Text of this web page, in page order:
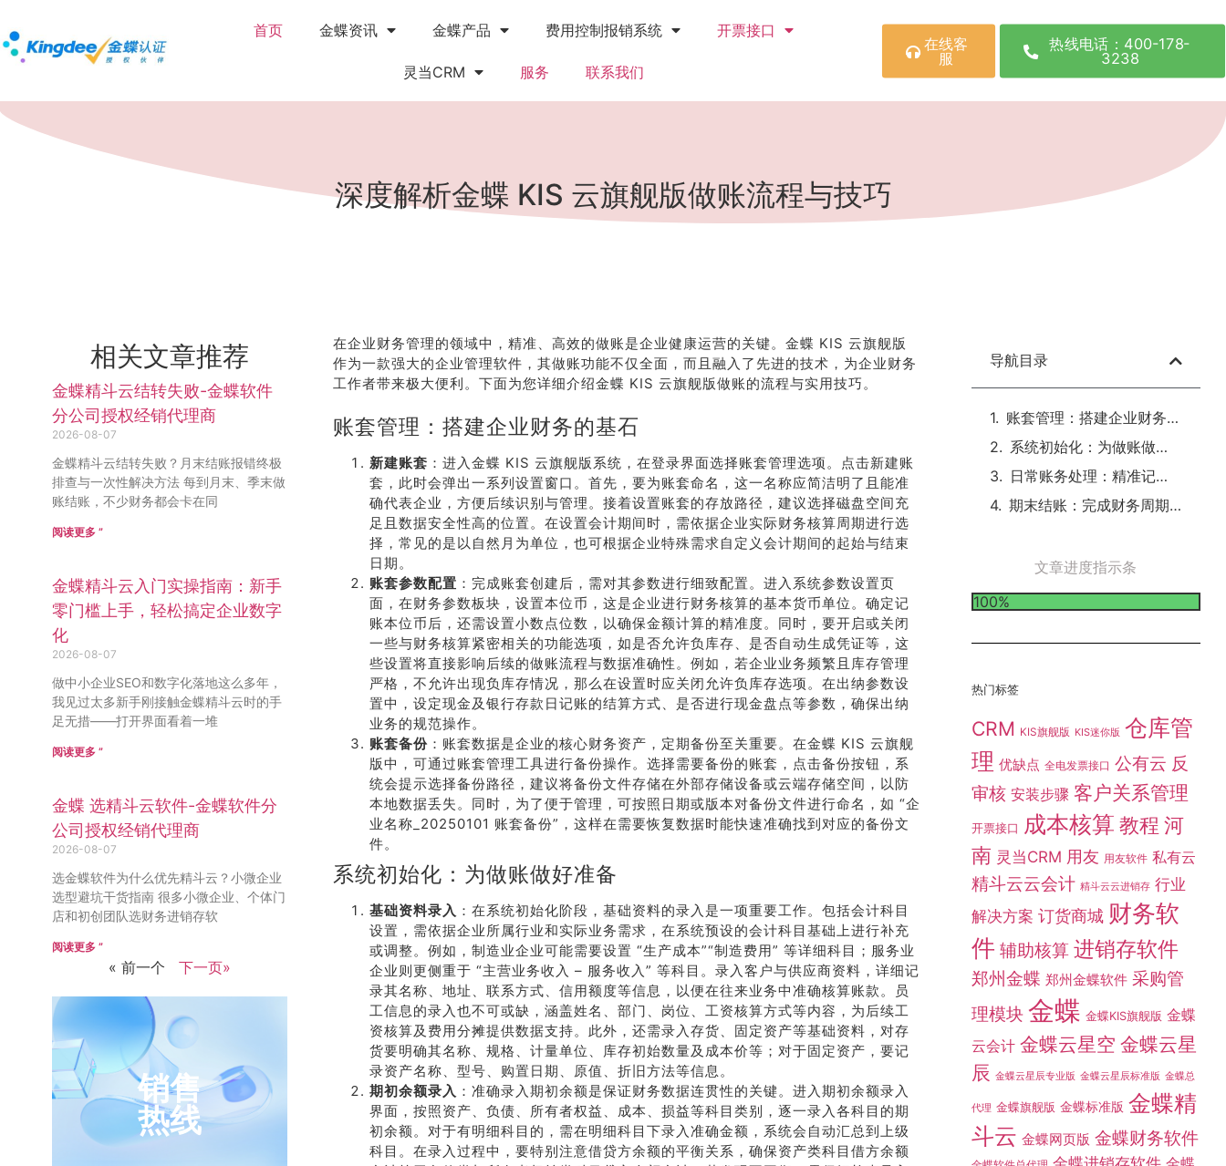
首页 金蝶资讯 金蝶产品 费用控制报销系统 开票接口
灵当CRM 服务 联系我们
在线客
服
热线电话：400-178-
3238
深度解析金蝶 KIS 云旗舰版做账流程与技巧
相关文章推荐
金蝶精斗云结转失败-金蝶软件
分公司授权经销代理商
2026-08-07
金蝶精斗云结转失败？月末结账报错终极
排查与一次性解决方法 每到月末、季末做
账结账，不少财务都会卡在同
阅读更多 ”
金蝶精斗云入门实操指南：新手
零门槛上手，轻松搞定企业数字
化
2026-08-07
做中小企业SEO和数字化落地这么多年，
我见过太多新手刚接触金蝶精斗云时的手
足无措——打开界面看着一堆
阅读更多 ”
金蝶 选精斗云软件-金蝶软件分
公司授权经销代理商
2026-08-07
选金蝶软件为什么优先精斗云？小微企业
选型避坑干货指南 很多小微企业、个体门
店和初创团队选财务进销存软
阅读更多 ”
« 前一个 下一页»
销售
热线
推荐
有礼
销售
热线
在企业财务管理的领域中，精准、高效的做账是企业健康运营的关键。金蝶 KIS 云旗舰版
作为一款强大的企业管理软件，其做账功能不仅全面，而且融入了先进的技术，为企业财务
工作者带来极大便利。下面为您详细介绍金蝶 KIS 云旗舰版做账的流程与实用技巧。
账套管理：搭建企业财务的基石
新建账套 ：进入金蝶 KIS 云旗舰版系统，在登录界面选择账套管理选项。点击新建账
套，此时会弹出一系列设置窗口。首先，要为账套命名，这一名称应简洁明了且能准
确代表企业，方便后续识别与管理。接着设置账套的存放路径，建议选择磁盘空间充
足且数据安全性高的位置。在设置会计期间时，需依据企业实际财务核算周期进行选
择，常见的是以自然月为单位，也可根据企业特殊需求自定义会计期间的起始与结束
日期。
账套参数配置 ：完成账套创建后，需对其参数进行细致配置。进入系统参数设置页
面，在财务参数板块，设置本位币，这是企业进行财务核算的基本货币单位。确定记
账本位币后，还需设置小数点位数，以确保金额计算的精准度。同时，要开启或关闭
一些与财务核算紧密相关的功能选项，如是否允许负库存、是否自动生成凭证等，这
些设置将直接影响后续的做账流程与数据准确性。例如，若企业业务频繁且库存管理
严格，不允许出现负库存情况，那么在设置时应关闭允许负库存选项。在出纳参数设
置中，设定现金及银行存款日记账的结算方式、是否进行现金盘点等参数，确保出纳
业务的规范操作。
账套备份：账套数据是企业的核心财务资产，定期备份至关重要。在金蝶 KIS 云旗舰
版中，可通过账套管理工具进行备份操作。选择需要备份的账套，点击备份按钮，系
统会提示选择备份路径，建议将备份文件存储在外部存储设备或云端存储空间，以防
本地数据丢失。同时，为了便于管理，可按照日期或版本对备份文件进行命名，如 “企
业名称_20250101 账套备份”，这样在需要恢复数据时能快速准确找到对应的备份文
件。
系统初始化：为做账做好准备
基础资料录入 ：在系统初始化阶段，基础资料的录入是一项重要工作。包括会计科目
设置，需依据企业所属行业和实际业务需求，在系统预设的会计科目基础上进行补充
或调整。例如，制造业企业可能需要设置 “生产成本”“制造费用” 等详细科目；服务业
企业则更侧重于 “主营业务收入 – 服务收入” 等科目。录入客户与供应商资料，详细记
录其名称、地址、联系方式、信用额度等信息，以便在往来业务中准确核算账款。员
工信息的录入也不可或缺，涵盖姓名、部门、岗位、工资核算方式等内容，为后续工
资核算及费用分摊提供数据支持。此外，还需录入存货、固定资产等基础资料，对存
货要明确其名称、规格、计量单位、库存初始数量及成本价等；对于固定资产，要记
录资产名称、型号、购置日期、原值、折旧方法等信息。
期初余额录入 ：准确录入期初余额是保证财务数据连贯性的关键。进入期初余额录入
界面，按照资产、负债、所有者权益、成本、损益等科目类别，逐一录入各科目的期
初余额。对于有明细科目的，需在明细科目下录入准确金额，系统会自动汇总到上级
科目。在录入过程中，要特别注意借贷方余额的平衡关系，确保资产类科目借方余额
导航目录
账套管理：搭建企业财务的基石
系统初始化：为做账做好准备
日常账务处理：精准记录企业经济活动
期末结账：完成财务周期的闭环
文章进度指示条
100%
热门标签
CRM KIS旗舰版 KIS迷你版 仓库管
理 优缺点 全电发票接口 公有云 反
审核 安装步骤 客户关系管理
开票接口 成本核算 教程 河
南 灵当CRM 用友 用友软件 私有云
精斗云云会计 精斗云云进销存 行业
解决方案 订货商城 财务软
件 辅助核算 进销存软件
郑州金蝶 郑州金蝶软件 采购管
理模块 金蝶 金蝶KIS旗舰版 金蝶
云会计 金蝶云星空 金蝶云星
辰 金蝶云星辰专业版 金蝶云星辰标准版 金蝶总
代理 金蝶旗舰版 金蝶标准版 金蝶精
斗云 金蝶网页版 金蝶财务软件